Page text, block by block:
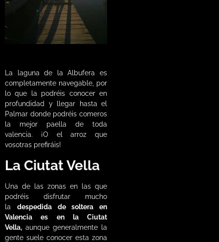
La laguna de la Albufera es
completamente navegable, por
lo que la podréis conocer en
profundidad y llegar hasta el
Palmar donde podréis comeros
la mejor paella de toda
valencia. ¡O el arroz que
vosotras prefiráis!
La Ciutat Vella
Una de las zonas en las que
podréis disfrutar mucho
la despedida de soltera en
Valencia es en la Ciutat
Vella, aunque generalmente la
gente suele conocer esta zona